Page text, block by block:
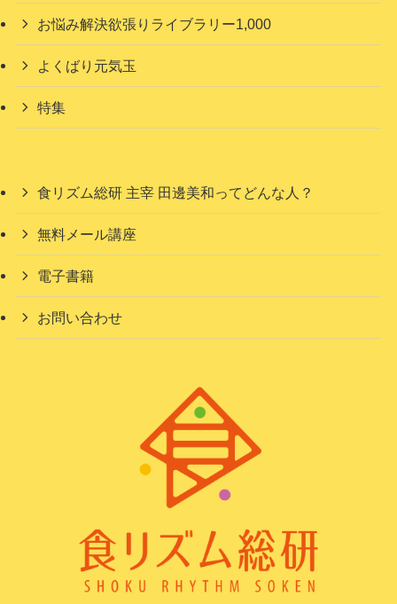
お悩み解決欲張りライブラリー1,000
よくばり元気玉
特集
食リズム総研 主宰 田邊美和ってどんな人？
無料メール講座
電子書籍
お問い合わせ